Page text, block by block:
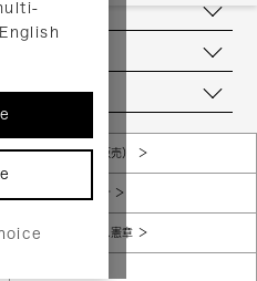
販売規約（店頭販売）
個人情報保護方針
コンプライアンス憲章